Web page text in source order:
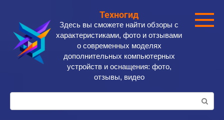
контенту
Техногид
Здесь вы сможете найти обзоры с
характеристиками, фото и отзывами
о современных моделях
дополнительных компьютерных
устройств и оснащения: фото,
отзывы, видео
Поиск: